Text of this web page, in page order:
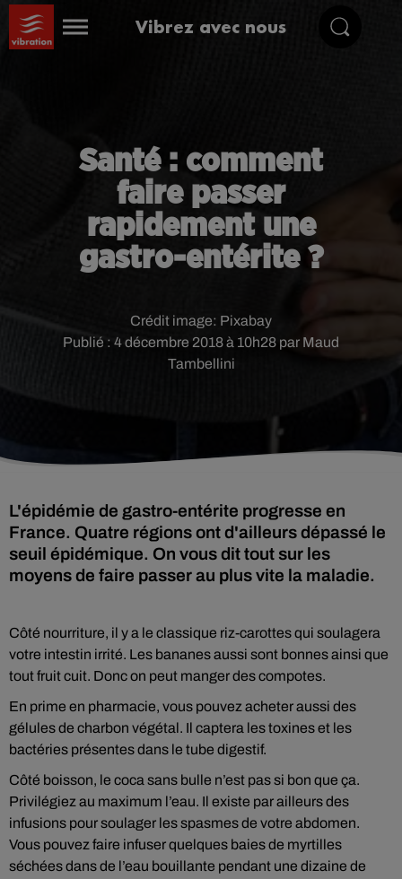
Vibrez avec nous
Santé : comment
faire passer
rapidement une
gastro-entérite ?
Publié : 4 décembre 2018 à 10h28 par Maud
Tambellini
Crédit image: Pixabay
L'épidémie de gastro-entérite progresse en
France. Quatre régions ont d'ailleurs dépassé le
seuil épidémique. On vous dit tout sur les
moyens de faire passer au plus vite la maladie.
Côté nourriture, il y a le classique riz-carottes qui soulagera
votre intestin irrité. Les bananes aussi sont bonnes ainsi que
tout fruit cuit. Donc on peut manger des compotes.
En prime en pharmacie, vous pouvez acheter aussi des
gélules de charbon végétal. Il captera les toxines et les
bactéries présentes dans le tube digestif.
Côté boisson, le coca sans bulle n’est pas si bon que ça.
Privilégiez au maximum l’eau. Il existe par ailleurs des
infusions pour soulager les spasmes de votre abdomen.
Vous pouvez faire infuser quelques baies de myrtilles
séchées dans de l’eau bouillante pendant une dizaine de